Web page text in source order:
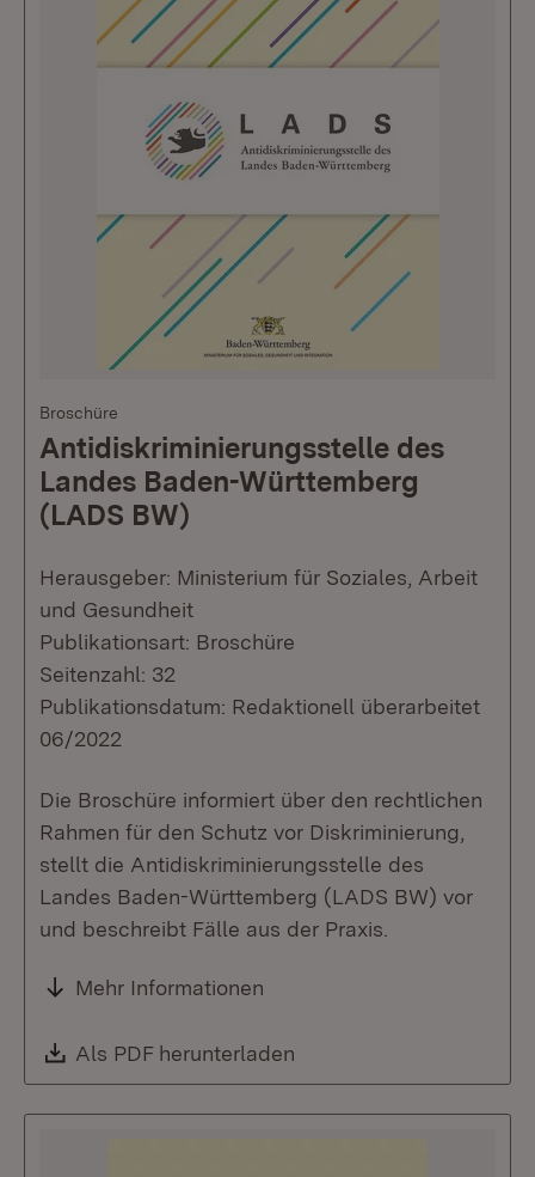
Broschüre
Antidiskriminierungsstelle des
Landes Baden-Württemberg
(LADS BW)
Herausgeber: Ministerium für Soziales, Arbeit
und Gesundheit
Publikationsart: Broschüre
Seitenzahl: 32
Publikationsdatum: Redaktionell überarbeitet
06/2022
Die Broschüre informiert über den rechtlichen
Rahmen für den Schutz vor Diskriminierung,
stellt die Antidiskriminierungsstelle des
Landes Baden-Württemberg (LADS BW) vor
und beschreibt Fälle aus der Praxis.
Mehr Informationen
Download:
Als PDF herunterladen